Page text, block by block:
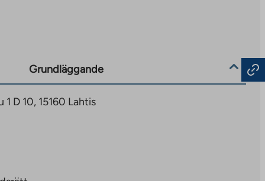
Grundläggande
D 10, 15160 Lahtis